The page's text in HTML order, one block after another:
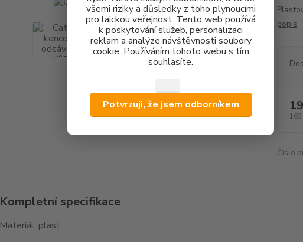
všemi riziky a důsledky z toho plynoucími
pro laickou veřejnost. Tento web používá
k poskytování služeb, personalizaci
reklam a analýze návštěvnosti soubory
cookie. Používáním tohoto webu s tím
souhlasíte.
Potvrzuji, že jsem odborníkem
popis
162
Číslo
Kompletní specifikace
Materiál: plast